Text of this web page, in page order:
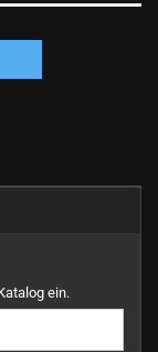
ein.